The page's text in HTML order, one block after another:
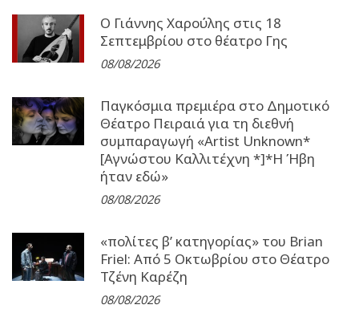
Ο Γιάννης Χαρούλης στις 18
Σεπτεμβρίου στο θέατρο Γης
08/08/2026
Παγκόσμια πρεμιέρα στο Δημοτικό
Θέατρο Πειραιά για τη διεθνή
συμπαραγωγή «Artist Unknown*
[Αγνώστου Καλλιτέχνη *]*Η Ήβη
ήταν εδώ»
08/08/2026
«πολίτες β’ κατηγορίας» του Brian
Friel: Από 5 Οκτωβρίου στο Θέατρο
Τζένη Καρέζη
08/08/2026